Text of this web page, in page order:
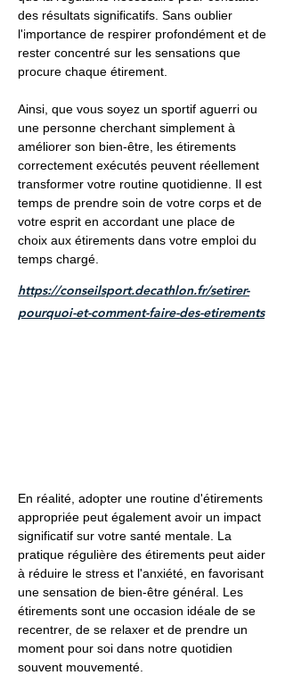
des résultats significatifs. Sans oublier
l'importance de respirer profondément et de
rester concentré sur les sensations que
procure chaque étirement.
Ainsi, que vous soyez un sportif aguerri ou
une personne cherchant simplement à
améliorer son bien-être, les étirements
correctement exécutés peuvent réellement
transformer votre routine quotidienne. Il est
temps de prendre soin de votre corps et de
votre esprit en accordant une place de
choix aux étirements dans votre emploi du
temps chargé.
https://conseilsport.decathlon.fr/setirer-
pourquoi-et-comment-faire-des-etirements
En réalité, adopter une routine d'étirements
appropriée peut également avoir un impact
significatif sur votre santé mentale. La
pratique régulière des étirements peut aider
à réduire le stress et l'anxiété, en favorisant
une sensation de bien-être général. Les
étirements sont une occasion idéale de se
recentrer, de se relaxer et de prendre un
moment pour soi dans notre quotidien
souvent mouvementé.